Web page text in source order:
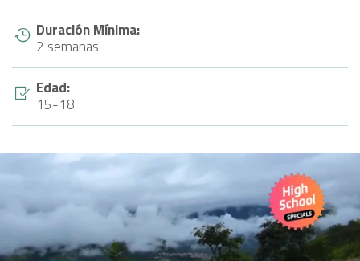
Duración Mínima:
2 semanas
Edad:
15-18